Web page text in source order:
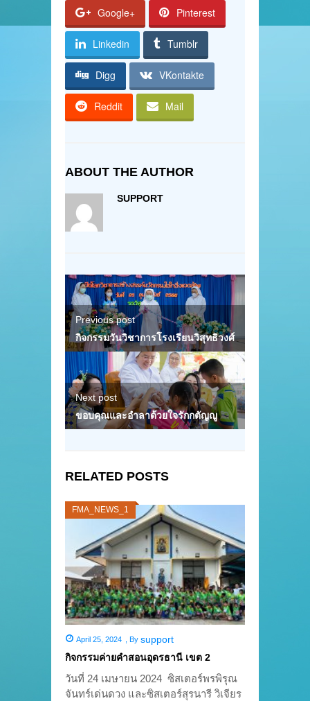
Google+ Pinterest
Linkedin Tumblr
Digg VKontakte
Reddit Mail
ABOUT THE AUTHOR
SUPPORT
Previous post
กิจกรรมวันวิชาการโรงเรียนวิสุทธิวงศ์
Next post
ขอบคุณและอำลาด้วยใจรักกตัญญู
RELATED POSTS
FMA_NEWS_1
April 25, 2024 By support
กิจกรรมค่ายคำสอนอุดรธานี เขต 2
วันที่ 24 เมษายน 2024 ซิสเตอร์พรพิรุณ
จันทร์เด่นดวง และซิสเตอร์สุรนารี วิเจียร